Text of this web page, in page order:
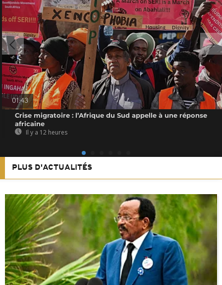
01:43
Crise migratoire : l’Afrique du Sud appelle à une réponse
africaine
Il y a 12 heures
PLUS D'ACTUALITÉS